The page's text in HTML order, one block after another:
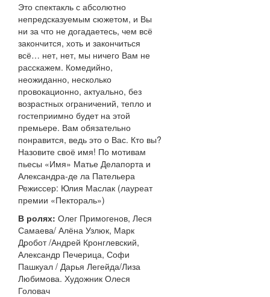
Это спектакль с абсолютно
непредсказуемым сюжетом, и Вы
ни за что не догадаетесь, чем всё
закончится, хоть и закончиться
всё… нет, нет, мы ничего Вам не
расскажем. Комедийно,
неожиданно, несколько
провокационно, актуально, без
возрастных ограничений, тепло и
гостеприимно будет на этой
премьере. Вам обязательно
понравится, ведь это о Вас. Кто вы?
Назовите своё имя! По мотивам
пьесы «Имя» Матье Делапорта и
Александра-де ла Пательера
Режиссер: Юлия Маслак (лауреат
премии «Пектораль»)
В ролях: Олег Примогенов, Леся
Самаева/ Алёна Узлюк, Марк
Дробот /Андрей Кронглевский,
Александр Печерица, Софи
Пашкуал / Дарья Легейда/Лиза
Любимова. Художник Олеся
Головач